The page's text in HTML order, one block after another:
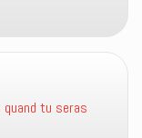
tu seras